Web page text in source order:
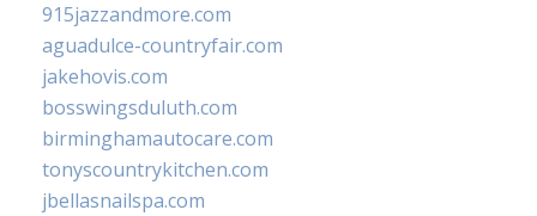
915jazzandmore.com
aguadulce-countryfair.com
jakehovis.com
bosswingsduluth.com
birminghamautocare.com
tonyscountrykitchen.com
jbellasnailspa.com